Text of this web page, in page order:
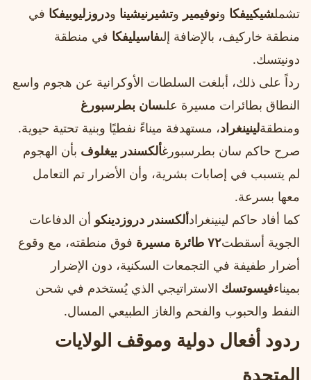
تشملشيكييفكا ونوفيمير وتشيرنيشينا ودروزليوبيفكا في
منطقة خاركيف، بالإضافة إلىفاسيليفكا في منطقة
دونيتسك.
رداً على ذلك، أبلغت السلطات الأوكرانية عن هجوم واسع
النطاق بطائرات مسيرة علىسان بطرسبورغ
ومنطقةلينينغراد، مستهدفة ميناءً نفطيًا وبنية تحتية حيوية.
صرح حاكم سان بطرسبورغألكسندر بيغلوف بأن الهجوم
لم يتسبب في إصابات بشرية، وأن الأضرار تم التعامل
معها بسرعة.
كما أفاد حاكم لينينغرادألكسندر دروزدينكو أن الدفاعات
الجوية أسقطت٧٢ طائرة مسيرة
فوق منطقته، مع وقوع
أضرار طفيفة في التجمعات السكنية، دون الإضرار
بميناءفيسوتسك الاستراتيجي الذي يُستخدم في شحن
النفط والحبوب والفحم والغاز الطبيعي المسال.
ردود أفعال دولية وموقف الولايات
المتحدة